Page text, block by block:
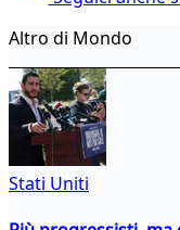
Altro di Mondo
Stati Uniti